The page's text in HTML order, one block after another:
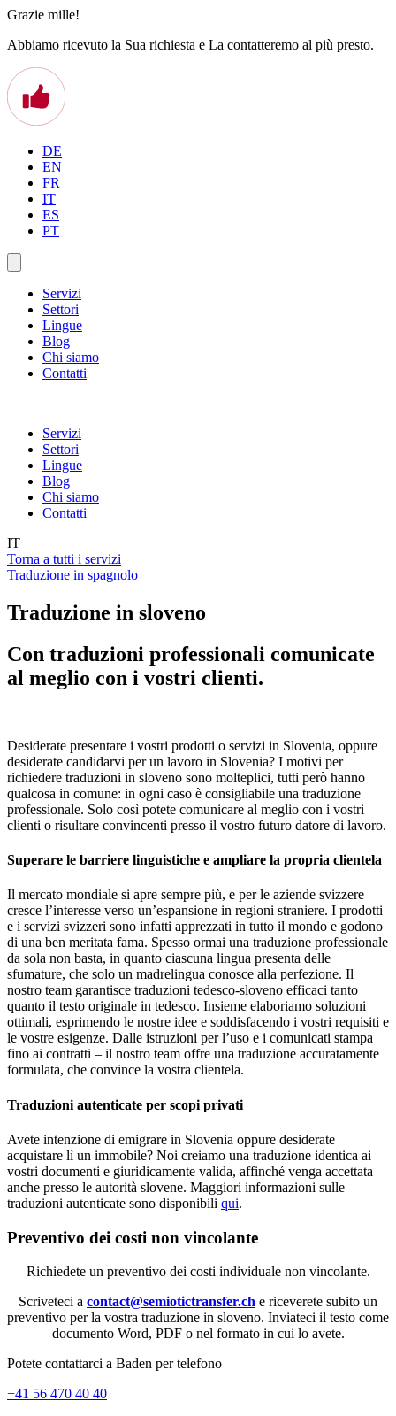
Grazie mille!
Abbiamo ricevuto la Sua richiesta e La contatteremo al più presto.
DE
EN
FR
IT
ES
PT
Servizi
Settori
Lingue
Blog
Chi siamo
Contatti
Servizi
Settori
Lingue
Blog
Chi siamo
Contatti
IT
Torna a tutti i servizi
Traduzione in spagnolo
Traduzione in sloveno
Con traduzioni professionali comunicate
al meglio con i vostri clienti.
Desiderate presentare i vostri prodotti o servizi in Slovenia, oppure
desiderate candidarvi per un lavoro in Slovenia? I motivi per
richiedere traduzioni in sloveno sono molteplici, tutti però hanno
qualcosa in comune: in ogni caso è consigliabile una traduzione
professionale. Solo così potete comunicare al meglio con i vostri
clienti o risultare convincenti presso il vostro futuro datore di lavoro.
Superare le barriere linguistiche e ampliare la propria clientela
Il mercato mondiale si apre sempre più, e per le aziende svizzere
cresce l’interesse verso un’espansione in regioni straniere. I prodotti
e i servizi svizzeri sono infatti apprezzati in tutto il mondo e godono
di una ben meritata fama. Spesso ormai una traduzione professionale
da sola non basta, in quanto ciascuna lingua presenta delle
sfumature, che solo un madrelingua conosce alla perfezione. Il
nostro team garantisce traduzioni tedesco-sloveno efficaci tanto
quanto il testo originale in tedesco. Insieme elaboriamo soluzioni
ottimali, esprimendo le nostre idee e soddisfacendo i vostri requisiti e
le vostre esigenze. Dalle istruzioni per l’uso e i comunicati stampa
fino ai contratti – il nostro team offre una traduzione accuratamente
formulata, che convince la vostra clientela.
Traduzioni autenticate per scopi privati
Avete intenzione di emigrare in Slovenia oppure desiderate
acquistare lì un immobile? Noi creiamo una traduzione identica ai
vostri documenti e giuridicamente valida, affinché venga accettata
anche presso le autorità slovene. Maggiori informazioni sulle
traduzioni autenticate sono disponibili qui.
Preventivo dei costi non vincolante
Richiedete un preventivo dei costi individuale non vincolante.
Scriveteci a contact@semiotictransfer.ch e riceverete subito un
preventivo per la vostra traduzione in sloveno. Inviateci il testo come
documento Word, PDF o nel formato in cui lo avete.
Potete contattarci a Baden per telefono
+41 56 470 40 40